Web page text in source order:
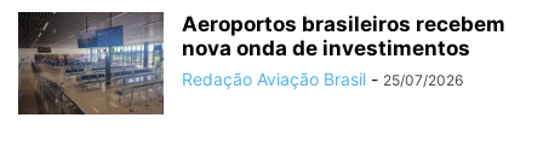
Aeroportos brasileiros recebem
nova onda de investimentos
Redação Aviação Brasil - 25/07/2026